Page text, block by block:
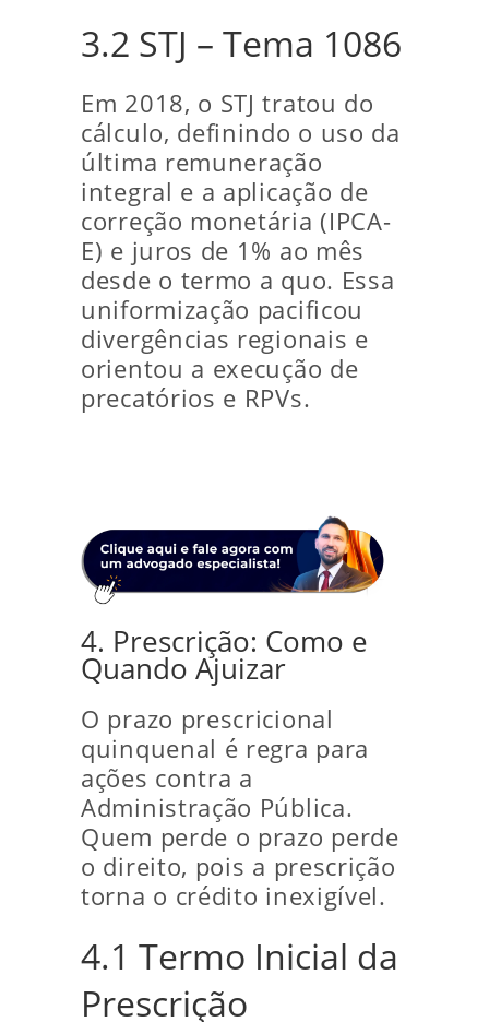
3.2 STJ – Tema 1086
Em 2018, o STJ tratou do
cálculo, definindo o uso da
última remuneração
integral e a aplicação de
correção monetária (IPCA-
E) e juros de 1% ao mês
desde o termo a quo. Essa
uniformização pacificou
divergências regionais e
orientou a execução de
precatórios e RPVs.
4. Prescrição: Como e
Quando Ajuizar
O prazo prescricional
quinquenal é regra para
ações contra a
Administração Pública.
Quem perde o prazo perde
o direito, pois a prescrição
torna o crédito inexigível.
4.1 Termo Inicial da
Prescrição